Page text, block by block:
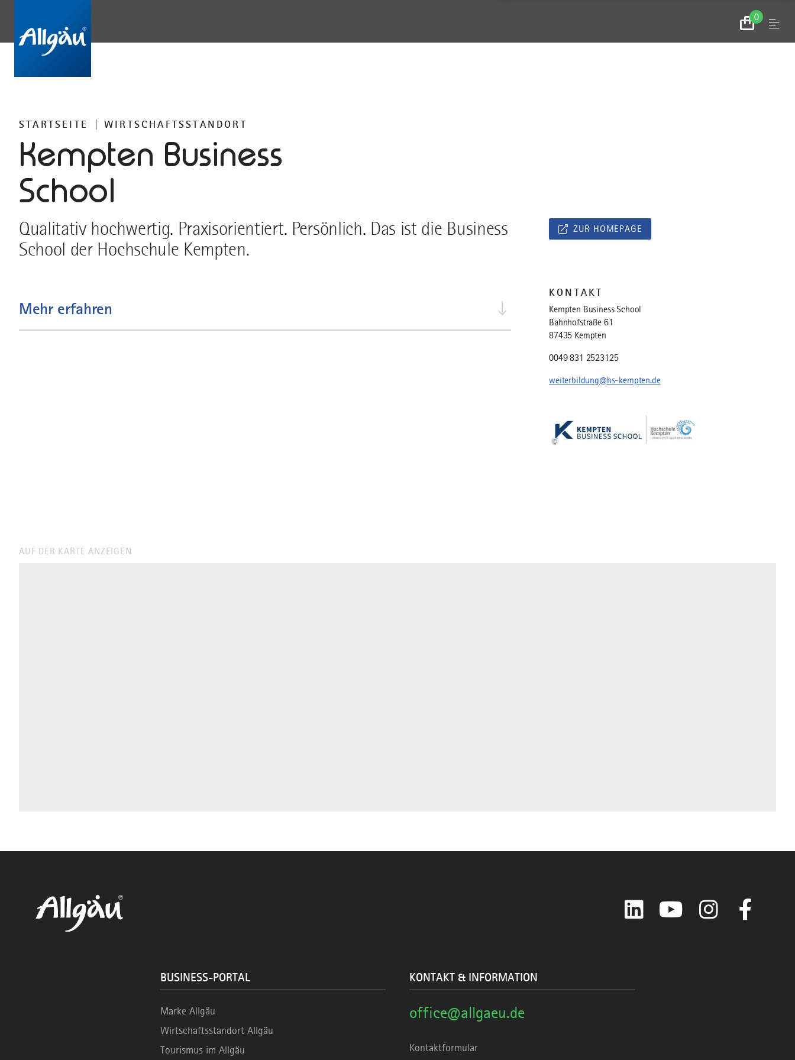
0
Zum
Warenkorb
Menu
STARTSEITE WIRTSCHAFTSSTANDORT
Kempten Business
School
Qualitativ hochwertig. Praxisorientiert. Persönlich. Das ist die Business
School der Hochschule Kempten.
Mehr erfahren
ZUR HOMEPAGE
KONTAKT
Kempten Business School
Bahnhofstraße 61
87435 Kempten
0049 831 2523125
weiterbildung@hs-kempten.de
©
AUF DER KARTE ANZEIGEN
LinkedIn YouTube Instagram
BUSINESS-PORTAL
Marke Allgäu
Wirtschaftsstandort Allgäu
Tourismus im Allgäu
KONTAKT & INFORMATION
office@allgaeu.de
Kontaktformular